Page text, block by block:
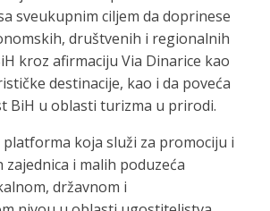
sveukupnim ciljem da doprinese
društvenih i regionalnih
kroz afirmaciju Via Dinarice kao
destinacije, kao i da poveća
BiH u oblasti turizma u prirodi.
platforma koja služi za promociju i
i malih poduzeća
državnom i